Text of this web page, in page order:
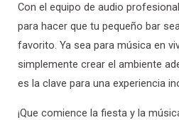
Con el equipo de audio
para hacer que tu pequeño bar
favorito. Ya sea para música en
simplemente crear el ambiente
es la clave para una experiencia
¡Que comience la fiesta y la